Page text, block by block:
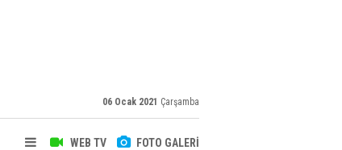
06 Ocak 2021 Çarşamba
WEB TV FOTO GALERİ